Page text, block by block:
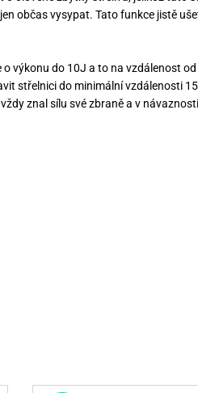
občas vysypat. Tato funkce jistě
výkonu do 10J a to na vzdálenost
střelnici do minimální vzdálenosti
znal sílu své zbraně a v